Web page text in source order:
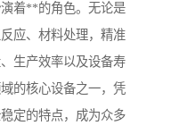
着**的角色。无论是
应、材料处理，精准
生产效率以及设备寿
的核心设备之一，凭
定的特点，成为众多